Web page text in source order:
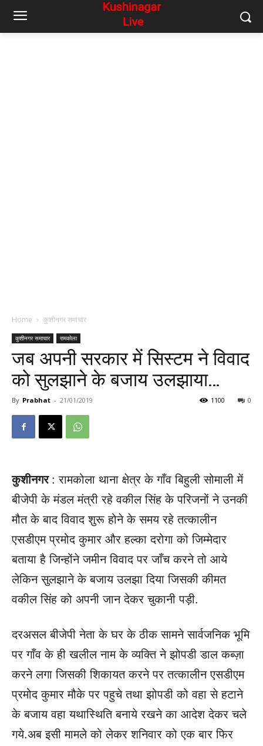
Home कुशीनगर समाचार
कुशीनगर समाचार रामकोला
जब अपनी सरकार में सिस्टम ने विवाद
को सुलझाने के बजाय उलझाया…
By Prabhat - 21/01/2019 0
1100
कुशीनगर : रामकोला थाना क्षेत्र के गाँव बिहुली सोमाली में
बीजेपी के मंडल मंत्री रहे वकील सिंह के परिजनों ने उनकी
मौत के बाद विवाद शुरू होने के समय रहे तत्कालीन
एसडीएम प्रमोद कुमार और हल्का दरोगा को जिम्मेदार
बताया है जिन्होंने जमीन विवाद पर जाँच करने तो आये
लेकिन सुलझाने के बजाय उलझा दिया जिसकी कीमत
वकील सिंह को अपनी जान देकर चुकानी पड़ी.
दरअसल बीजेपी नेता के घर के ठीक सामने सार्वजनिक भूमि
पर गाँव के ही खलील नाम के व्यक्ति ने झोपडी डाल कब्ज़ा
करने लगा जिसकी शिकायत करने पर तत्कालीन एसडीएम
प्रमोद कुमार मौके पर पहुचे तथा झोपडी को वहा से हटाने
के बजाय वहा यथास्थिति बनाये रखने का आदेश देकर चले
गये.अब इसी मामले को लेकर शनिवार को एक बार फिर